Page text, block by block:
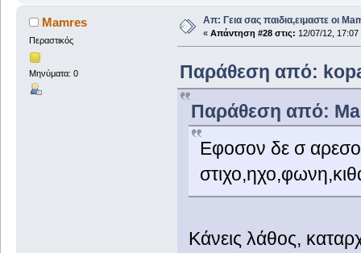
Mamres
Περαστικός
Μηνύματα: 0
Απ: Γεια σας παιδια,ειμαστε οι
« Απάντηση #28 στις: 12/07/12, 17:07
Παράθεση από:
Παράθεση από:
Εφοσον δε σ
Κάνεις λάθος,